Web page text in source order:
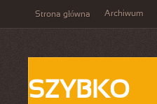
Strona główna Archiwum
SZYBKO